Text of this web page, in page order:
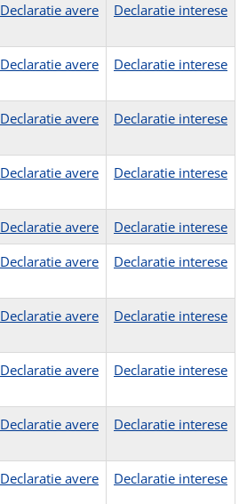
Declaratie avere Declaratie interese
Declaratie avere Declaratie interese
Declaratie avere Declaratie interese
Declaratie avere Declaratie interese
Declaratie avere
Declaratie interese
Declaratie avere Declaratie interese
Declaratie avere Declaratie interese
Declaratie avere Declaratie interese
Declaratie avere Declaratie interese
Declaratie avere Declaratie interese